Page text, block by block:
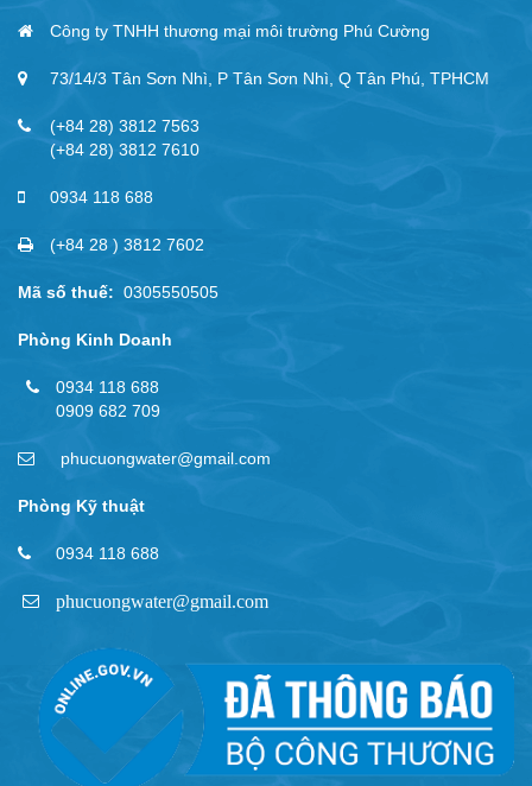
Công ty TNHH thương mại môi trường Phú Cường
73/14/3 Tân Sơn Nhì, P Tân Sơn Nhì, Q Tân Phú, TPHCM
(+84 28) 3812 7563
(+84 28) 3812 7610
0934 118 688
(+84 28 ) 3812 7602
Mã số thuế: 0305550505
Phòng Kinh Doanh
0934 118 688
0909 682 709
phucuongwater@gmail.com
Phòng Kỹ thuật
0934 118 688
phucuongwater@gmail.com